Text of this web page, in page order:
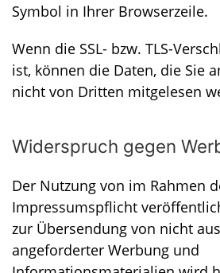
Symbol in Ihrer Browserzeile.
Wenn die SSL- bzw. TLS-
ist, können die Daten, die Sie
nicht von Dritten mitgelesen
Widerspruch gegen
Der Nutzung von im Rahmen
Impressumspflicht
zur Übersendung von nicht
angeforderter Werbung und